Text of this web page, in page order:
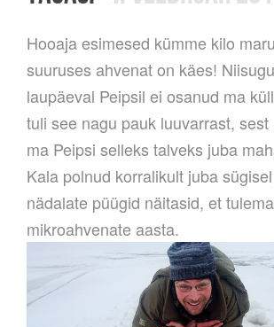
Hooaja esimesed kümme kilo
suuruses ahvenat on käes!
laupäeval Peipsil ei osanud ma
tuli see nagu pauk luuvarrast, sest
ma Peipsi selleks talveks juba
Kala polnud korralikult juba
nädalate püügid näitasid, et
mikroahvenate aasta.